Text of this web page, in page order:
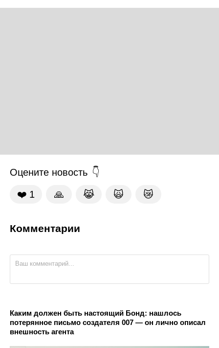
Оцените новость
❤️ 1 🙏 😹 🙀 😿
Комментарии
Каким должен быть настоящий Бонд: нашлось
потерянное письмо создателя 007 — он лично описал
внешность агента